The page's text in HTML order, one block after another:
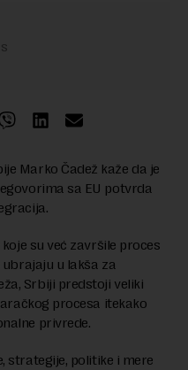
Marko Čadež kaže da je
sa EU potvrda
su već završile proces
u lakša za
Srbiji predstoji veliki
procesa itekako
privrede.
strategije, politike i mere